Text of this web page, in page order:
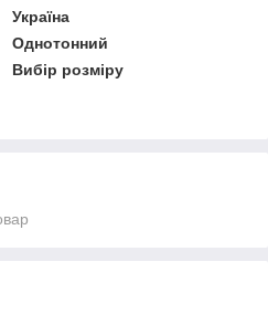
Україна
Однотонний
Вибір розміру